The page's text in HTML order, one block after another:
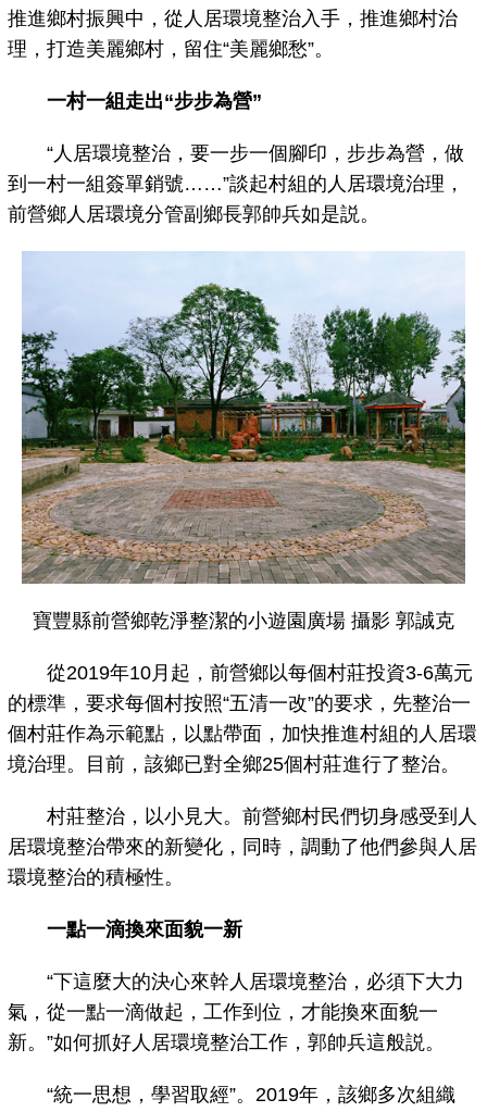
推進鄉村振興中，從人居環境整治入手，推進鄉村治
理，打造美麗鄉村，留住“美麗鄉愁”。
一村一組走出“步步為營”
“人居環境整治，要一步一個腳印，步步為營，做
到一村一組簽單銷號……”談起村組的人居環境治理，
前營鄉人居環境分管副鄉長郭帥兵如是説。
寶豐縣前營鄉乾淨整潔的小遊園廣場 攝影 郭誠克
從2019年10月起，前營鄉以每個村莊投資3-6萬元
的標準，要求每個村按照“五清一改”的要求，先整治一
個村莊作為示範點，以點帶面，加快推進村組的人居環
境治理。目前，該鄉已對全鄉25個村莊進行了整治。
村莊整治，以小見大。前營鄉村民們切身感受到人
居環境整治帶來的新變化，同時，調動了他們參與人居
環境整治的積極性。
一點一滴換來面貌一新
“下這麼大的決心來幹人居環境整治，必須下大力
氣，從一點一滴做起，工作到位，才能換來面貌一
新。”如何抓好人居環境整治工作，郭帥兵這般説。
“統一思想，學習取經”。2019年，該鄉多次組織